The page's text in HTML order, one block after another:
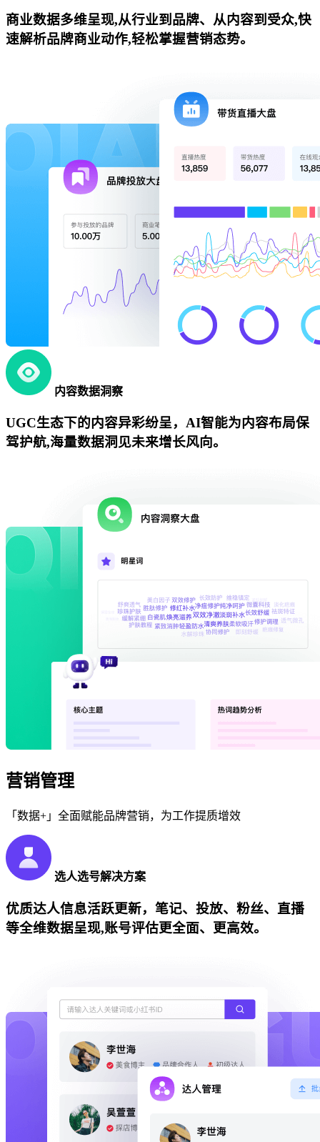
商业数据多维呈现,从行业到品牌、从内容到受众,快
速解析品牌商业动作,轻松掌握营销态势。
内容数据洞察
UGC生态下的内容异彩纷呈，AI智能为内容布局保
驾护航,海量数据洞见未来增长风向。
营销管理
「数据+」全面赋能品牌营销，为工作提质增效
选人选号解决方案
优质达人信息活跃更新，笔记、投放、粉丝、直播
等全维数据呈现,账号评估更全面、更高效。